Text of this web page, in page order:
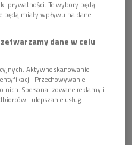
godz. 13:15
prywatności. Te wybory będą
miały wpływu na dane
dane w celu
Aktywne skanowanie
Przechowywanie
Spersonalizowane reklamy i
i ulepszanie usług.